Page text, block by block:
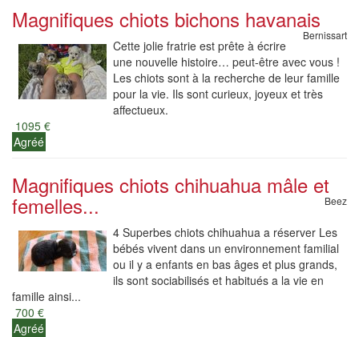
Magnifiques chiots bichons havanais
Bernissart
Cette jolie fratrie est prête à écrire
une nouvelle histoire… peut-être avec vous !
Les chiots sont à la recherche de leur famille
pour la vie. Ils sont curieux, joyeux et très
affectueux.
1095 €
Agréé
Magnifiques chiots chihuahua mâle et
femelles... Beez
4 Superbes chiots chihuahua a réserver Les
bébés vivent dans un environnement familial
ou il y a enfants en bas âges et plus grands,
ils sont sociabilisés et habitués a la vie en
famille ainsi...
700 €
Agréé